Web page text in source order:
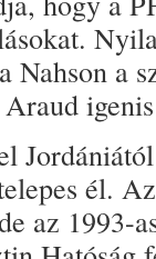
Nahson a
él.
az 1993-